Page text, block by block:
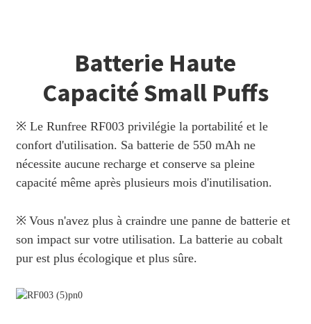
Batterie Haute
Capacité Small Puffs
※ Le Runfree RF003 privilégie la portabilité et le
confort d'utilisation. Sa batterie de 550 mAh ne
nécessite aucune recharge et conserve sa pleine
capacité même après plusieurs mois d'inutilisation.
※ Vous n'avez plus à craindre une panne de batterie et
son impact sur votre utilisation. La batterie au cobalt
pur est plus écologique et plus sûre.